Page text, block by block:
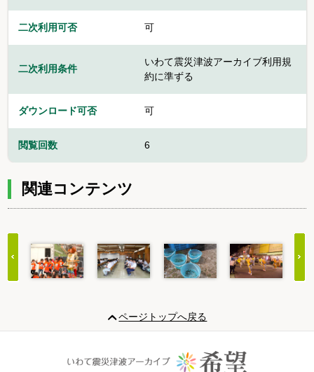
二次利用可否 可
二次利用条件
いわて震災津波アーカイブ利用規
約に準ずる
ダウンロード可否 可
閲覧回数 6
関連コンテンツ
20
ページトップへ戻る